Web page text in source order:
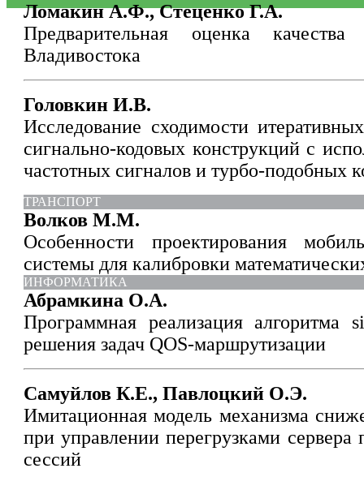
Ломакин А.Ф., Стеценко Г.А.
Предварительная оценка
Владивостока
Головкин И.В.
Исследование сходимости
сигнально-кодовых конструкций с
частотных сигналов и турбо-подобных
ТРАНСПОРТ
Волков М.М.
Особенности проектирования
системы для калибровки
ИНФОРМАТИКА
Абрамкина О.А.
Программная реализация
решения задач QOS-маршрутизации
Самуйлов К.Е., Павлоцкий О.Э.
Имитационная модель механизма
при управлении перегрузками сервера
сессий